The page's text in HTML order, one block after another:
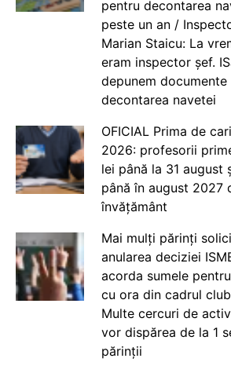
pentru decontarea
peste un an /
Marian Staicu: La
eram inspector șef.
depunem documente
decontarea navetei
OFICIAL Prima de
2026: profesorii
lei până la 31 august
până în august 2027
învățământ
Mai mulți părinți
anularea deciziei
acorda sumele
cu ora din cadrul
Multe cercuri de
vor dispărea de la 1
părinții